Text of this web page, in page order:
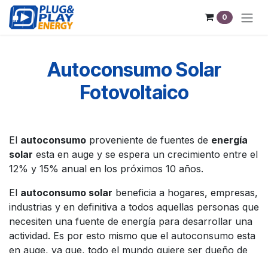
Ir al contenido
0
Autoconsumo Solar
Fotovoltaico
El autoconsumo proveniente de fuentes de energía
solar esta en auge y se espera un crecimiento entre el
12% y 15% anual en los próximos 10 años.
El autoconsumo solar beneficia a hogares, empresas,
industrias y en definitiva a todos aquellas personas que
necesiten una fuente de energía para desarrollar una
actividad. Es por esto mismo que el autoconsumo esta
en auge, ya que, todo el mundo quiere ser dueño de